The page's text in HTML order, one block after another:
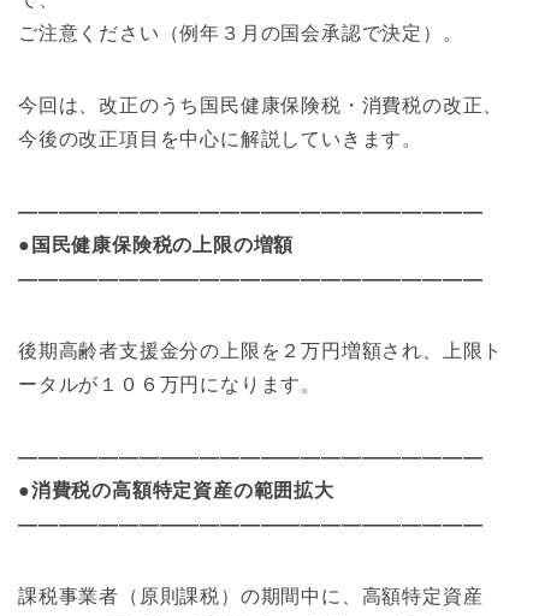
ご注意ください（例年３月の国会承認で決定）。
今回は、改正のうち国民健康保険税・消費税の改正、
今後の改正項目を中心に解説していきます。
———————————————————————
●国民健康保険税の上限の増額
———————————————————————
後期高齢者支援金分の上限を２万円増額され、上限ト
ータルが１０６万円になります。
———————————————————————
●消費税の高額特定資産の範囲拡大
———————————————————————
課税事業者（原則課税）の期間中に、高額特定資産